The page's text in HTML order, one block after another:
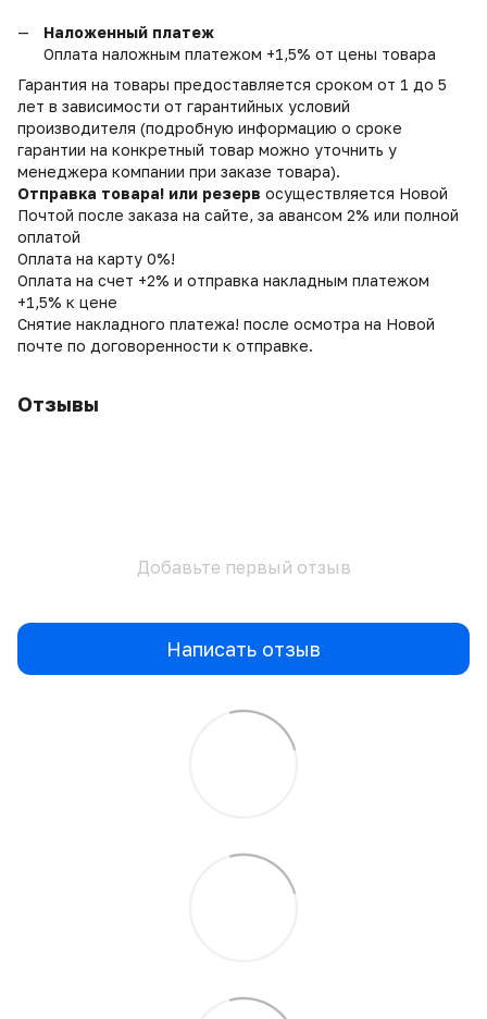
Наложенный платеж
Оплата наложным платежом +1,5% от цены товара
Гарантия на товары предоставляется сроком от 1 до 5
лет в зависимости от гарантийных условий
производителя (подробную информацию о сроке
гарантии на конкретный товар можно уточнить у
менеджера компании при заказе товара).
Отправка товара! или резерв осуществляется Новой
Почтой после заказа на сайте, за авансом 2% или полной
оплатой
Оплата на карту 0%!
Оплата на счет +2% и отправка накладным платежом
+1,5% к цене
Снятие накладного платежа! после осмотра на Новой
почте по договоренности к отправке.
Отзывы
Добавьте первый отзыв
Написать отзыв